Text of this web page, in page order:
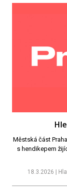
Městská část
s hendikepem
18.3.2026 |